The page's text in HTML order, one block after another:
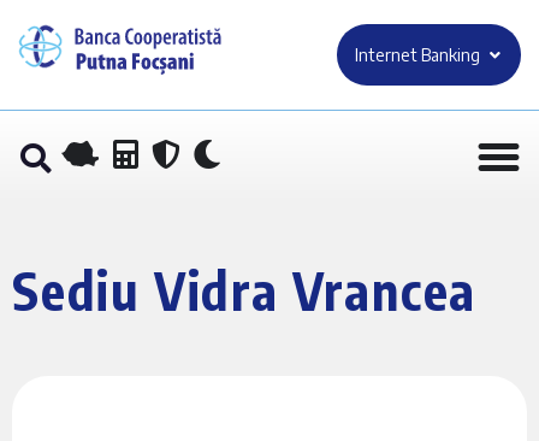
Internet Banking
Sediu Vidra Vrancea